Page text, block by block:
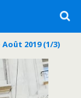
2019 (1/3)